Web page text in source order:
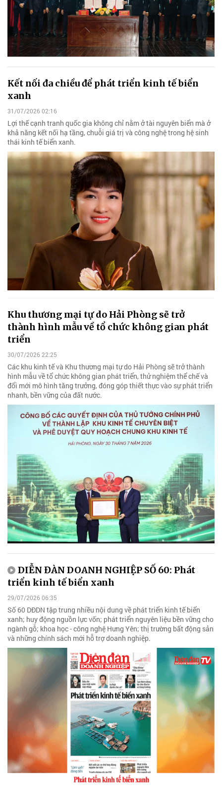
Kết nối đa chiều để phát triển kinh tế biển
xanh
31/07/2026 02:16
Lợi thế cạnh tranh quốc gia không chỉ nằm ở tài nguyên biển mà ở
khả năng kết nối hạ tầng, chuỗi giá trị và công nghệ trong hệ sinh
thái kinh tế biển xanh.
Khu thương mại tự do Hải Phòng sẽ trở
thành hình mẫu về tổ chức không gian phát
triển
30/07/2026 22:25
Các khu kinh tế và Khu thương mại tự do Hải Phòng sẽ trở thành
hình mẫu về tổ chức không gian phát triển, thử nghiệm thể chế và
đổi mới mô hình tăng trưởng, đóng góp thiết thực vào sự phát triển
nhanh, bền vững của đất nước.
DIỄN ĐÀN DOANH NGHIỆP SỐ 60: Phát
triển kinh tế biển xanh
29/07/2026 06:35
Số 60 DĐDN tập trung nhiều nội dung về phát triển kinh tế biển
xanh; huy động nguồn lực vốn; phát triển nguyên liệu bền vững cho
ngành gỗ; khoa học - công nghệ Hưng Yên; thị trường bất động sản
và những chính sách mới hỗ trợ doanh nghiệp.